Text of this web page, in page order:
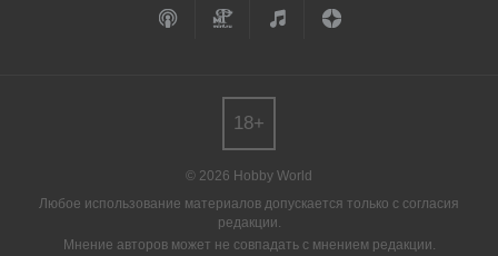
© 2026 Hobby World
Любое использование материалов допускается только с согласия
редакции.
Мнение авторов может не совпадать с мнением редакции.
18+